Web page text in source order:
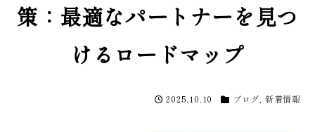
策：最適なパートナーを見つ
けるロードマップ
2025.10.10 ブログ 新着情報